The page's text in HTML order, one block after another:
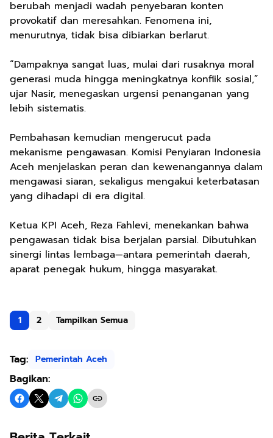
berubah menjadi wadah penyebaran konten
provokatif dan meresahkan. Fenomena ini,
menurutnya, tidak bisa dibiarkan berlarut.
“Dampaknya sangat luas, mulai dari rusaknya moral
generasi muda hingga meningkatnya konflik sosial,”
ujar Nasir, menegaskan urgensi penanganan yang
lebih sistematis.
Pembahasan kemudian mengerucut pada
mekanisme pengawasan. Komisi Penyiaran Indonesia
Aceh menjelaskan peran dan kewenangannya dalam
mengawasi siaran, sekaligus mengakui keterbatasan
yang dihadapi di era digital.
Ketua KPI Aceh, Reza Fahlevi, menekankan bahwa
pengawasan tidak bisa berjalan parsial. Dibutuhkan
sinergi lintas lembaga—antara pemerintah daerah,
aparat penegak hukum, hingga masyarakat.
1 2 Tampilkan Semua
Tag: Pemerintah Aceh
Bagikan: